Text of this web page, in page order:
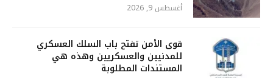
أغسطس 9, 2026
قوى الأمن تفتح باب السلك العسكري
للمدنيين والعسكريين وهذه هي
المستندات المطلوبة